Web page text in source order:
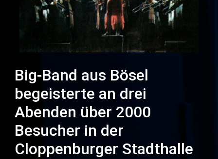
Big-Band aus Bösel
begeisterte an drei
Abenden über 2000
Besucher in der
Cloppenburger Stadthalle